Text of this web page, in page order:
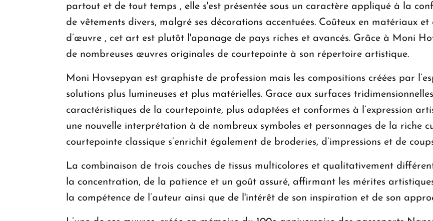
partout et de tout temps , elle s'est présentée sous un caractère appliqué à la
de vêtements divers, malgré ses décorations accentuées. Coûteux en matériaux
d’œuvre , cet art est plutôt l'apanage de pays riches et avancés. Grâce à Moni
de nombreuses œuvres originales de courtepointe à son répertoire artistique.
Moni Hovsepyan est graphiste de profession mais les compositions créées par
solutions plus lumineuses et plus matérielles. Grace aux surfaces
caractéristiques de la courtepointe, plus adaptées et conformes à l’expression
une nouvelle interprétation à de nombreux symboles et personnages de la riche
courtepointe classique s’enrichit également de broderies, d’impressions et de
La combinaison de trois couches de tissus multicolores et qualitativement
la concentration, de la patience et un goût assuré, affirmant les mérites
la compétence de l’auteur ainsi que de l'intérêt de son inspiration et de son